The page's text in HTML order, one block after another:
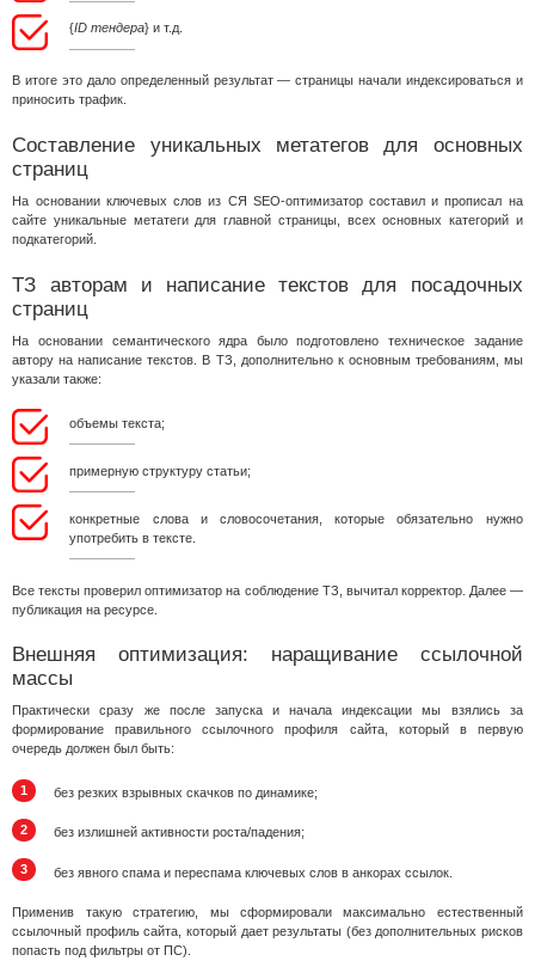
{ID тендера} и т.д.
В итоге это дало определенный результат — страницы начали индексироваться и
приносить трафик.
Составление уникальных метатегов для основных
страниц
На основании ключевых слов из СЯ SEO-оптимизатор составил и прописал на
сайте уникальные метатеги для главной страницы, всех основных категорий и
подкатегорий.
ТЗ авторам и написание текстов для посадочных
страниц
На основании семантического ядра было подготовлено техническое задание
автору на написание текстов. В ТЗ, дополнительно к основным требованиям, мы
указали также:
объемы текста;
примерную структуру статьи;
конкретные слова и словосочетания, которые обязательно нужно
употребить в тексте.
Все тексты проверил оптимизатор на соблюдение ТЗ, вычитал корректор. Далее —
публикация на ресурсе.
Внешняя оптимизация: наращивание ссылочной
массы
Практически сразу же после запуска и начала индексации мы взялись за
формирование правильного ссылочного профиля сайта, который в первую
очередь должен был быть:
без резких взрывных скачков по динамике;
без излишней активности роста/падения;
без явного спама и переспама ключевых слов в анкорах ссылок.
Применив такую стратегию, мы сформировали максимально естественный
ссылочный профиль сайта, который дает результаты (без дополнительных рисков
попасть под фильтры от ПС).